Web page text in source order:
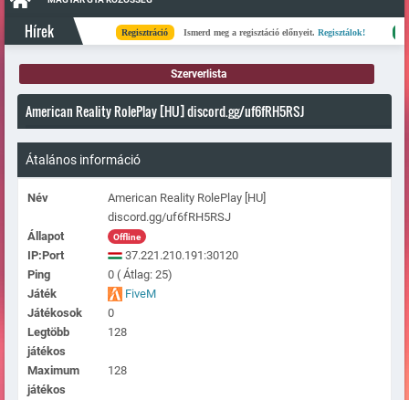
Hírek Regisztráció Ismerd meg a regisztáció előnyeit.Regisztálok! Kész
Szerverlista
American Reality RolePlay [HU] discord.gg/uf6fRH5RSJ
Átalános információ
Név
American Reality RolePlay [HU]
discord.gg/uf6fRH5RSJ
Állapot
Offline
IP:Port
37.221.210.191:30120
Ping
0 ( Átlag: 25)
Játék
FiveM
Játékosok
0
Legtöbb
játékos
128
Maximum
játékos
128